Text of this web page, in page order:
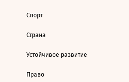
Спорт
Страна
Устойчивое развитие
Право